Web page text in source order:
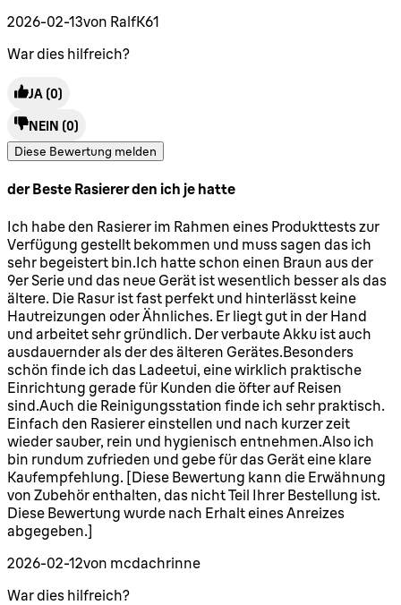
2026-02-13von RalfK61
War dies hilfreich?
JA (0)
NEIN (0)
Diese Bewertung melden
der Beste Rasierer den ich je hatte
5 Sterne von maximal 5
Ich habe den Rasierer im Rahmen eines Produkttests zur
Verfügung gestellt bekommen und muss sagen das ich
sehr begeistert bin.Ich hatte schon einen Braun aus der
9er Serie und das neue Gerät ist wesentlich besser als das
ältere. Die Rasur ist fast perfekt und hinterlässt keine
Hautreizungen oder Ähnliches. Er liegt gut in der Hand
und arbeitet sehr gründlich. Der verbaute Akku ist auch
ausdauernder als der des älteren Gerätes.Besonders
schön finde ich das Ladeetui, eine wirklich praktische
Einrichtung gerade für Kunden die öfter auf Reisen
sind.Auch die Reinigungsstation finde ich sehr praktisch.
Einfach den Rasierer einstellen und nach kurzer zeit
wieder sauber, rein und hygienisch entnehmen.Also ich
bin rundum zufrieden und gebe für das Gerät eine klare
Kaufempfehlung. [Diese Bewertung kann die Erwähnung
von Zubehör enthalten, das nicht Teil Ihrer Bestellung ist.
Diese Bewertung wurde nach Erhalt eines Anreizes
abgegeben.]
2026-02-12von mcdachrinne
War dies hilfreich?